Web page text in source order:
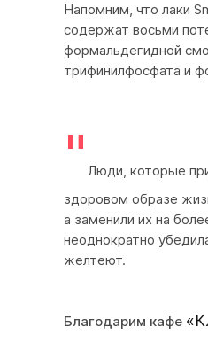
Напомним, что лаки
содержат восьми
формальдегидной
трифинилфосфата и
" Люди, которые
здоровом образе
а заменили их на
неоднократно
желтеют.
Благодарим кафе